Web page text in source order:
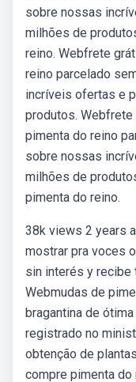
sobre nossas
milhões de
reino. Webfrete
reino parcelado
incríveis ofertas e
produtos.
pimenta do reino
sobre nossas
milhões de
pimenta do reino.
38k views 2 years
mostrar pra voces
sin interés y recibe
Webmudas de
bragantina de
registrado no
obtenção de
compre pimenta